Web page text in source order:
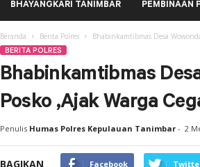
BHAYANGKARI TANIMBAR PEMBINAAN
Beranda Berita Polres Bhabinkamtibmas Desa
BERITA POLRES
Bhabinkamtibmas
Posko ,Ajak Warga
Penulis Humas Polres Kepulauan Tanimbar- 2
BAGIKAN Facebook